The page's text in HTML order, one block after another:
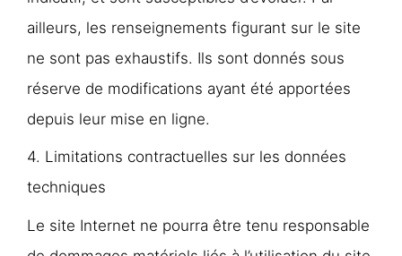
ailleurs, les renseignements figurant sur le site
ne sont pas exhaustifs. Ils sont donnés sous
réserve de modifications ayant été apportées
depuis leur mise en ligne.
​4. Limitations contractuelles sur les données
techniques​
Le site Internet ne pourra être tenu responsable